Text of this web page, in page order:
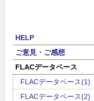
HELP
ご意見・ご感想
FLACデータベース
FLACデータベース(1)
FLACデータベース(2)